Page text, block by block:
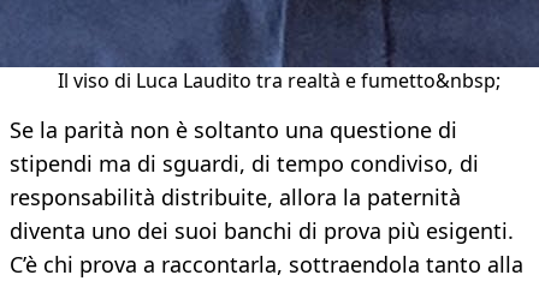
Il viso di Luca Laudito tra realtà e fumetto&nbsp;
Se la parità non è soltanto una questione di
stipendi ma di sguardi, di tempo condiviso, di
responsabilità distribuite, allora la paternità
diventa uno dei suoi banchi di prova più esigenti.
C’è chi prova a raccontarla, sottraendola tanto alla